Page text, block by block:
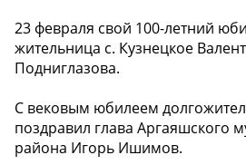
23 февраля свой 100-летний
жительница с. Кузнецкое
Подниглазова.
С вековым юбилеем
поздравил глава Аргаяшского
района Игорь Ишимов.